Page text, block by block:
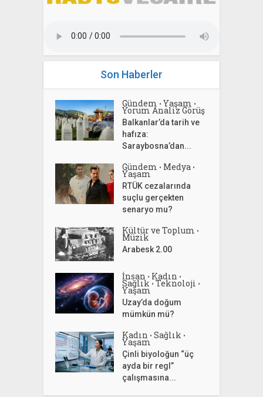
Son Haberler
Gündem • Yaşam •
Yorum Analiz Görüş
Balkanlar’da tarih ve
hafıza:
Saraybosna’dan...
Gündem • Medya •
Yaşam
RTÜK cezalarında
suçlu gerçekten
senaryo mu?
Kültür ve Toplum •
Müzik
Arabesk 2.00
İnsan • Kadın •
Sağlık • Teknoloji •
Yaşam
Uzay’da doğum
mümkün mü?
Kadın • Sağlık •
Yaşam
Çinli biyoloğun “üç
ayda bir regl”
çalışmasına...